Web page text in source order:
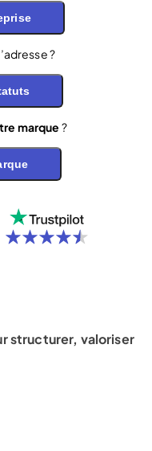
?
marque ?
structurer, valoriser